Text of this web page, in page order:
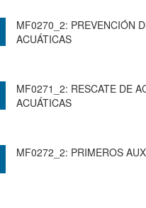
MF0270_2: PREVENCIÓN
ACUÁTICAS
MF0271_2: RESCATE DE
ACUÁTICAS
MF0272_2: PRIMEROS